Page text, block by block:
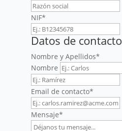
NIF*
Datos de contacto
Nombre y Apellidos*
Nombre
Email de contacto*
Mensaje*